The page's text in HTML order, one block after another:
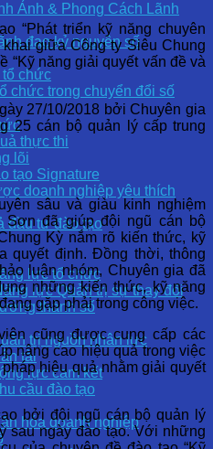
Ảnh & Phong Cách Lãnh
đạo kỷ nguyên số
chức
chức trong chuyển đổi số
thực thi
lõi
tạo Signature
doanh nghiệp yêu thích
đầu tư đào tạo
lực tổ chức
lực Quản trị sự thay đổi
thành số
trị nguồn nhân lực
tài
lực cam kết
cầu đào tạo
hóa doanh nghiệp
“Phát triển kỹ năng chuyên
giữa Công ty Siêu Chung
“Kỹ năng giải quyết vấn đề và
27/10/2018 bởi Chuyên gia
25 cán bộ quản lý cấp trung
sâu và giàu kinh nghiệm
Sơn đã giúp đội ngũ cán bộ
Kỳ nắm rõ kiến thức, kỹ
quyết định. Đồng thời, thông
luận nhóm, Chuyên gia đã
những kiến thức, kỹ năng
gặp phải trong công việc.
cũng được cung cấp các
nâng cao hiệu quả trong việc
hiệu quả nhằm giải quyết
bởi đội ngũ cán bộ quản lý
sau ngày đào tạo. Với những